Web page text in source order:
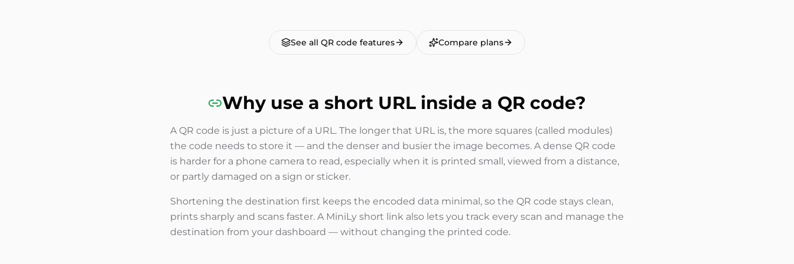
See all QR code features Compare plans
Why use a short URL inside a QR code?
A QR code is just a picture of a URL. The longer that URL is, the more squares (called modules)
the code needs to store it — and the denser and busier the image becomes. A dense QR code
is harder for a phone camera to read, especially when it is printed small, viewed from a distance,
or partly damaged on a sign or sticker.
Shortening the destination first keeps the encoded data minimal, so the QR code stays clean,
prints sharply and scans faster. A MiniLy short link also lets you track every scan and manage the
destination from your dashboard — without changing the printed code.